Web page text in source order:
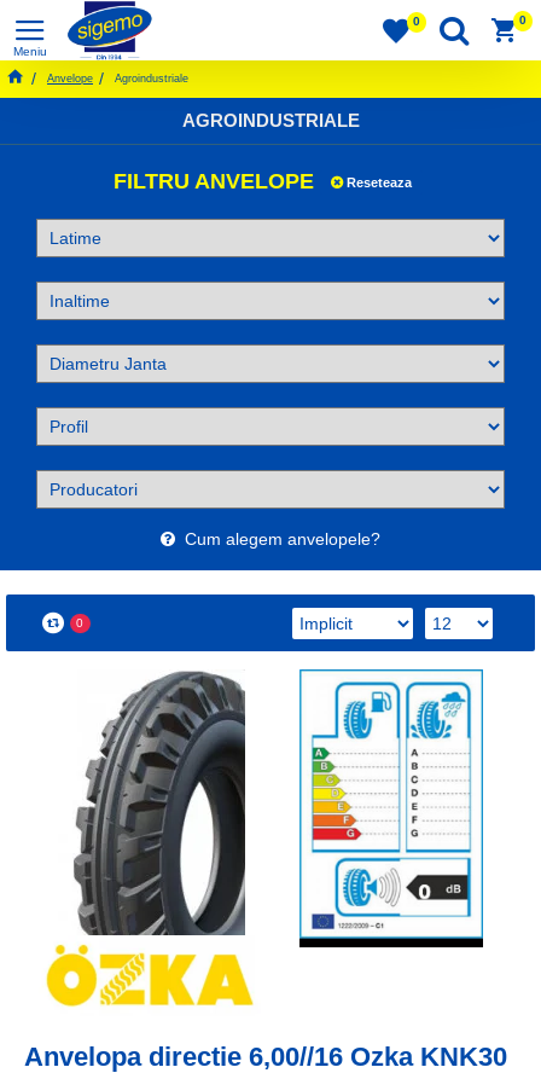
0 0
Anvelope Agroindustriale
AGROINDUSTRIALE
FILTRU ANVELOPE Reseteaza
Cum alegem anvelopele?
0
Anvelopa directie 6,00//16 Ozka KNK30